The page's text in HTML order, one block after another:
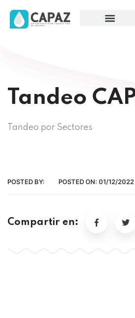
Tandeo
Tandeo por Sectores
POSTED BY: POSTED ON: 01/12/2022
Compartir en: